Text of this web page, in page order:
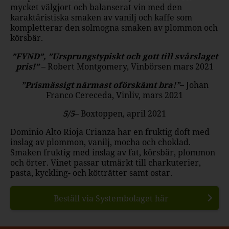
mycket välgjort och balanserat vin med den
karaktäristiska smaken av vanilj och kaffe som
kompletterar den solmogna smaken av plommon och
körsbär.
”FYND”, ”Ursprungstypiskt och gott till svårslaget
pris!”– Robert Montgomery, Vinbörsen mars 2021
”Prismässigt närmast oförskämt bra!”– Johan
Franco Cereceda, Vinliv, mars 2021
5/5– Boxtoppen, april 2021
Dominio Alto Rioja Crianza har en fruktig doft med
inslag av plommon, vanilj, mocha och choklad.
Smaken fruktig med inslag av fat, körsbär, plommon
och örter. Vinet passar utmärkt till charkuterier,
pasta, kyckling- och kötträtter samt ostar.
Beställ via Systembolaget här